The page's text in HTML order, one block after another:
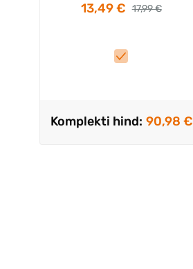
13,49 € 17,99 €
Komplekti hind: 90,98 €